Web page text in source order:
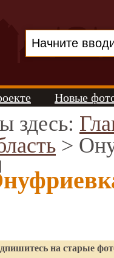
Новые
здесь:
>
на старые